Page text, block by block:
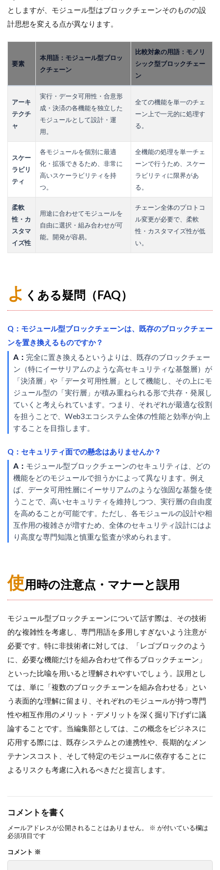
としますが、モジュール型はブロックチェーンそのものの設
計思想を変える点が異なります。
要素
本用語：モジュール型ブロッ
クチェーン
比較対象の用語：モノリ
シック型ブロックチェー
ン
アーキ
テクチ
ャ
実行・データ可用性・合意形
成・決済の各機能を独立した
モジュールとして設計・運
用。
全ての機能を単一のチェ
ーン上で一元的に処理す
る。
スケー
ラビリ
ティ
各モジュールを個別に最適
化・拡張できるため、非常に
高いスケーラビリティを持
つ。
全機能の処理を単一チェ
ーンで行うため、スケー
ラビリティに限界があ
る。
柔軟
性・カ
スタマ
イズ性
用途に合わせてモジュールを
自由に選択・組み合わせが可
能。開発が容易。
チェーン全体のプロトコ
ル変更が必要で、柔軟
性・カスタマイズ性が低
い。
よ くある疑問（FAQ）
Q：モジュール型ブロックチェーンは、既存のブロックチェー
ンを置き換えるものですか？
A： 完全に置き換えるというよりは、既存のブロックチェー
ン（特にイーサリアムのような高セキュリティな基盤層）が
「決済層」や「データ可用性層」として機能し、その上にモ
ジュール型の「実行層」が積み重ねられる形で共存・発展し
ていくと考えられています。つまり、それぞれが最適な役割
を担うことで、Web3エコシステム全体の性能と効率が向上
することを目指します。
Q：セキュリティ面での懸念はありませんか？
A： モジュール型ブロックチェーンのセキュリティは、どの
機能をどのモジュールで担うかによって異なります。例え
ば、データ可用性層にイーサリアムのような強固な基盤を使
うことで、高いセキュリティを維持しつつ、実行層の自由度
を高めることが可能です。ただし、各モジュールの設計や相
互作用の複雑さが増すため、全体のセキュリティ設計にはよ
り高度な専門知識と慎重な監査が求められます。
使用時の注意点・マナーと誤用
モジュール型ブロックチェーンについて話す際は、その技術
的な複雑性を考慮し、専門用語を多用しすぎないよう注意が
必要です。特に非技術者に対しては、「レゴブロックのよう
に、必要な機能だけを組み合わせて作るブロックチェーン」
といった比喩を用いると理解されやすいでしょう。誤用とし
ては、単に「複数のブロックチェーンを組み合わせる」とい
う表面的な理解に留まり、それぞれのモジュールが持つ専門
性や相互作用のメリット・デメリットを深く掘り下げずに議
論することです。当編集部としては、この概念をビジネスに
応用する際には、既存システムとの連携性や、長期的なメン
テナンスコスト、そして特定のモジュールに依存することに
よるリスクも考慮に入れるべきだと提言します。
コメントを書く
メールアドレスが公開されることはありません。 ※ が付いている欄は
必須項目です
コメント ※